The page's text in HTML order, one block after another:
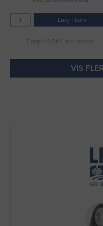
Læg i kurv
Fragt 49 DKK inkl. moms
VIS